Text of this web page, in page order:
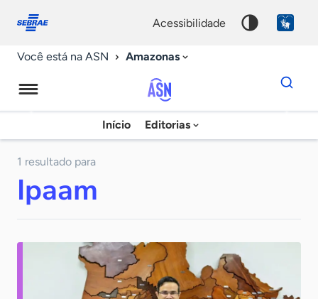
conosco
acessibilidade
Você está na ASN Amazonas
Agência
Sebrae
Início Editorias
Dados
para
chave
1 resultado para
Ipaam